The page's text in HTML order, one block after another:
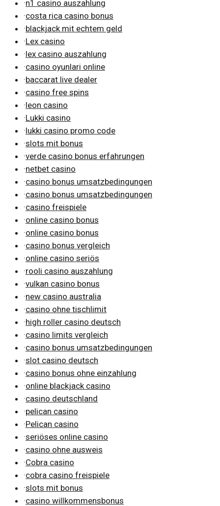
·n1 casino auszahlung
·costa rica casino bonus
·blackjack mit echtem geld
·Lex casino
·lex casino auszahlung
·casino oyunlari online
·baccarat live dealer
·casino free spins
·leon casino
·Lukki casino
·lukki casino promo code
·slots mit bonus
·verde casino bonus erfahrungen
·netbet casino
·casino bonus umsatzbedingungen
·casino bonus umsatzbedingungen
·casino freispiele
·online casino bonus
·online casino bonus
·casino bonus vergleich
·online casino seriös
·rooli casino auszahlung
·vulkan casino bonus
·new casino australia
·casino ohne tischlimit
·high roller casino deutsch
·casino limits vergleich
·casino bonus umsatzbedingungen
·slot casino deutsch
·casino bonus ohne einzahlung
·online blackjack casino
·casino deutschland
·pelican casino
·Pelican casino
·seriöses online casino
·casino ohne ausweis
·Cobra casino
·cobra casino freispiele
·slots mit bonus
·casino willkommensbonus